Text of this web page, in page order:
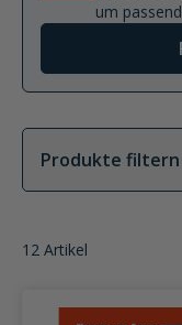
um
Produkte filtern
12 Artikel